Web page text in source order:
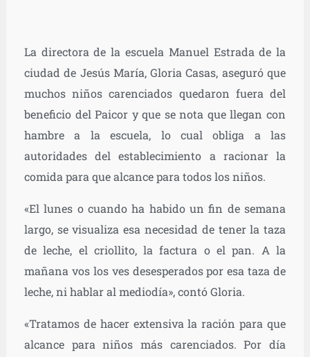
La directora de la escuela Manuel Estrada de la
ciudad de Jesús María, Gloria Casas, aseguró que
muchos niños carenciados quedaron fuera del
beneficio del Paicor y que se nota que llegan con
hambre a la escuela, lo cual obliga a las
autoridades del establecimiento a racionar la
comida para que alcance para todos los niños.
«El lunes o cuando ha habido un fin de semana
largo, se visualiza esa necesidad de tener la taza
de leche, el criollito, la factura o el pan. A la
mañana vos los ves desesperados por esa taza de
leche, ni hablar al mediodía», contó Gloria.
«Tratamos de hacer extensiva la ración para que
alcance para niños más carenciados. Por día